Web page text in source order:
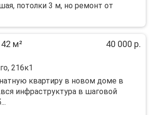
потолки 3 м, но ремонт от
м² 40 000 р.
216к1
квартиру в новом доме в
инфраструктура в шаговой